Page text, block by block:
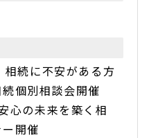
続に不安がある方
個別相談会開催
心の未来を築く相
開催